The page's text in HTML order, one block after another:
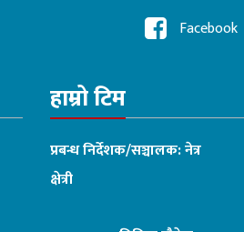
Facebook
हाम्रो टिम
प्रबन्ध निर्देशक/सञ्चालक: नेत्र
क्षेत्री